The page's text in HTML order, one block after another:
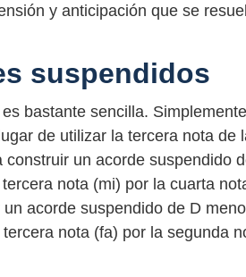
y anticipación que se
suspendidos
bastante sencilla.
de utilizar la tercera nota de
un acorde suspendido
nota (mi) por la cuarta
acorde suspendido de D
nota (fa) por la segunda